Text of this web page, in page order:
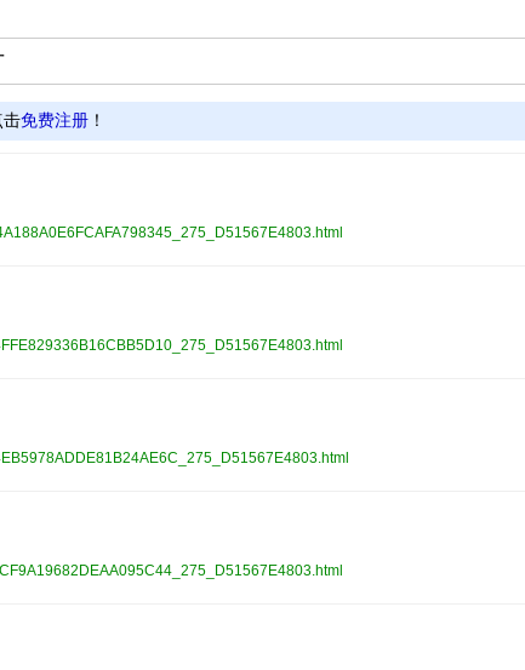
击免费注册 ！